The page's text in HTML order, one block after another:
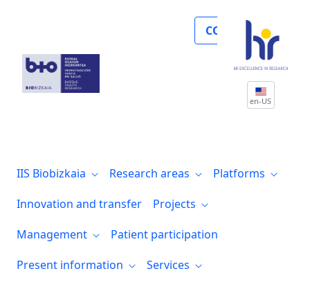
COLLABORATE
en-US
IIS Biobizkaia Research areas
Platforms
Innovation and transfer
Projects
Management
Patient participation
Present information
Services